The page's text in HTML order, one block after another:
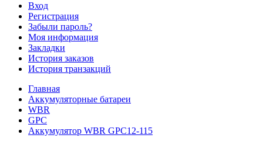
Вход
Регистрация
Забыли пароль?
Моя информация
Закладки
История заказов
История транзакций
Главная
Аккумуляторные батареи
WBR
GPC
Аккумулятор WBR GPC12-115